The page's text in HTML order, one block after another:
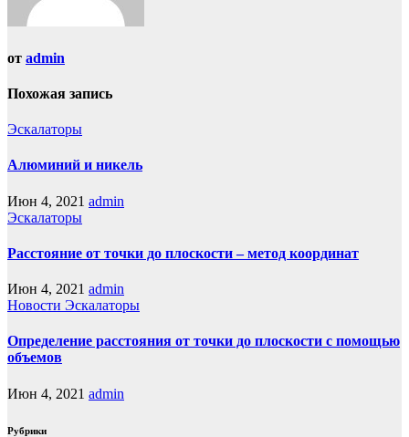
от admin
Похожая запись
Эскалаторы
Алюминий и никель
Июн 4, 2021 admin
Эскалаторы
Расстояние от точки до плоскости – метод координат
Июн 4, 2021 admin
Новости Эскалаторы
Определение расстояния от точки до плоскости с помощью
объемов
Июн 4, 2021 admin
Рубрики